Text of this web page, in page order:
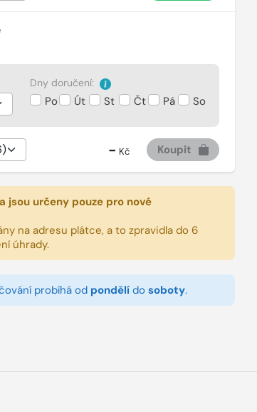
Dny doručení:
Po Út St Čt Pá So
- Kč Koupit
jsou určeny pouze pro nové
na adresu plátce, a to zpravidla do 6
úhrady.
probíhá od pondělído soboty.